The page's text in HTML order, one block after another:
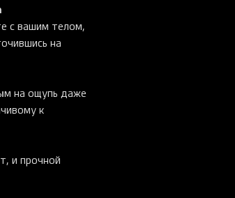
с вашим телом,
на
на ощупь даже
к
и прочной